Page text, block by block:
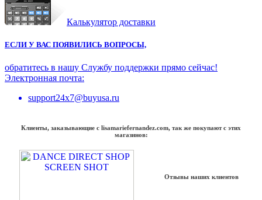
Калькулятор доставки
ЕСЛИ У ВАС ПОЯВИЛИСЬ ВОПРОСЫ,
обратитесь в нашу Службу поддержки прямо сейчас!
Электронная почта:
support24x7@buyusa.ru
Клиенты, заказывающие с lisamariefernandez.com, так же покупают с этих
магазинов:
Отзывы наших клиентов